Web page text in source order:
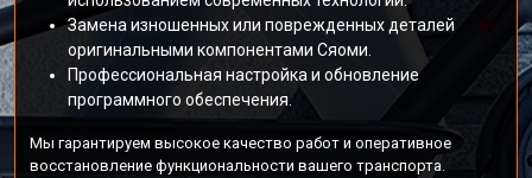
Замена изношенных или поврежденных деталей
оригинальными компонентами Сяоми.
Профессиональная настройка и обновление
программного обеспечения.
Мы гарантируем высокое качество работ и оперативное
восстановление функциональности вашего транспорта.